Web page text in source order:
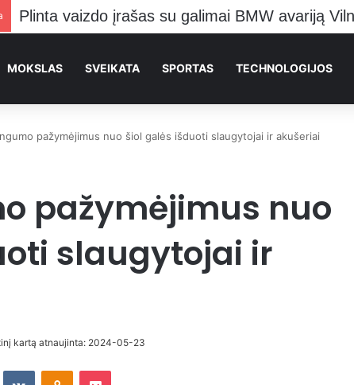
Stano pranešė kraupią žinią Vilniečiams
MOKSLAS SVEIKATA SPORTAS TECHNOLOGIJOS
pažymėjimus nuo šiol galės išduoti slaugytojai ir akušeriai
pažymėjimus nuo
slaugytojai ir
kartą atnaujinta: 2024-05-23
VKontakteOdnoklassniki
Pocket